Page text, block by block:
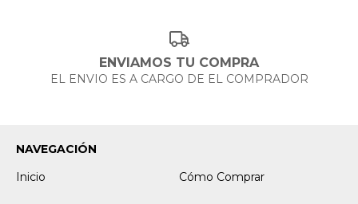
ENVIAMOS TU COMPRA
EL ENVIO ES A CARGO DE EL COMPRADOR
NAVEGACIÓN
Inicio
Cómo Comprar